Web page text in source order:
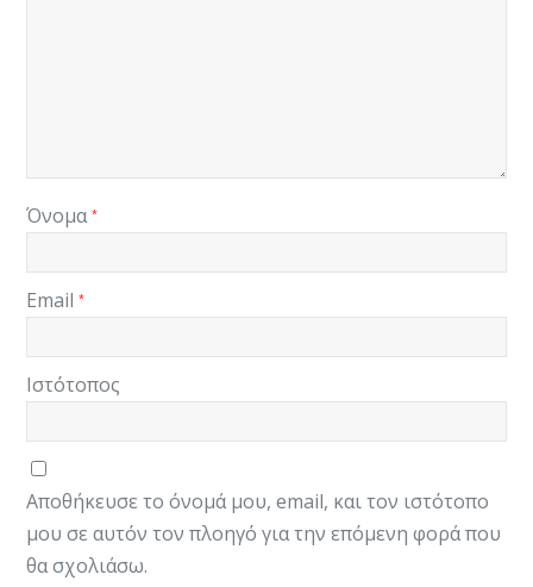
Όνομα*
Email*
Ιστότοπος
Αποθήκευσε το όνομά μου, email, και τον ιστότοπο
μου σε αυτόν τον πλοηγό για την επόμενη φορά που
θα σχολιάσω.